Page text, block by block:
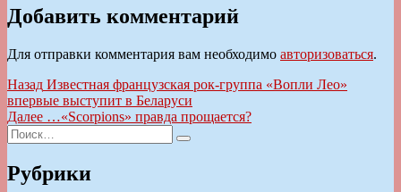
Добавить комментарий
Для отправки комментария вам необходимо авторизоваться.
Навигация
по
записям
Назад Предыдущая
запись:
Известная французская рок-группа «Вопли Лео»
впервые выступит в Беларуси
Далее
Следующая
…«Scorpions» правда прощается?
Искать:
Поиск
Рубрики